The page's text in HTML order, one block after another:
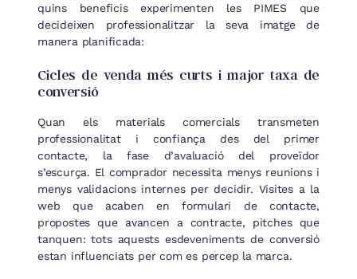
quins beneficis experimenten les PIMES que
decideixen professionalitzar la seva imatge de
manera planificada:
Cicles de venda més curts i major taxa de
conversió
Quan els materials comercials transmeten
professionalitat i confiança des del primer
contacte, la fase d’avaluació del proveïdor
s’escurça. El comprador necessita menys reunions i
menys validacions internes per decidir. Visites a la
web que acaben en formulari de contacte,
propostes que avancen a contracte, pitches que
tanquen: tots aquests esdeveniments de conversió
estan influenciats per com es percep la marca.